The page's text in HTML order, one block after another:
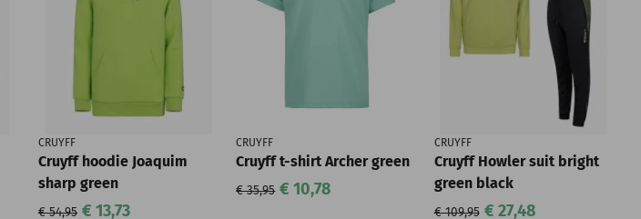
CRUYFF
Cruyff hoodie Joaquim
sharp green
€ 54,95 € 13,73
CRUYFF
Cruyff t-shirt Archer green
€ 35,95 € 10,78
CRUYFF
Cruyff Howler suit bright
green black
€ 109,95 € 27,48